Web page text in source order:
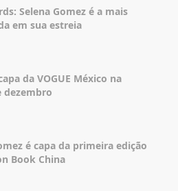
Selena Gomez é a mais
em sua estreia
da VOGUE México na
dezembro
é capa da primeira edição
Book China